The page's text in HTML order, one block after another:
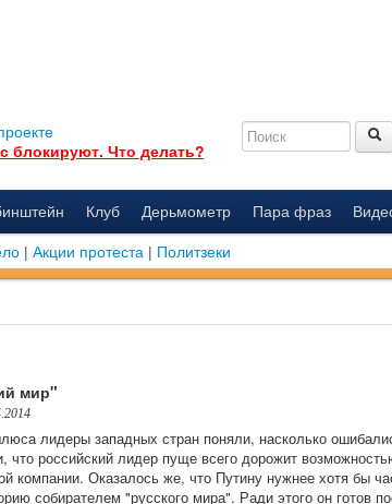
блокируют. Что делать?
Клуб Дерьмометр Пара фраз
| Акции протеста | Политзеки
мир"
лидеры западных стран поняли, насколько
что российский лидер пуще всего дорожит
компании. Оказалось же, что Путину нужнее хотя бы
собирателем "русского мира". Ради этого он готов